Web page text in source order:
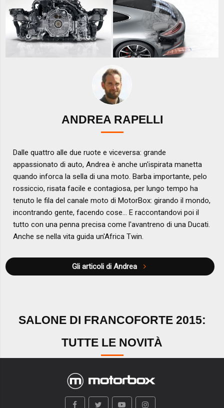
ANDREA RAPELLI
Dalle quattro alle due ruote e viceversa: grande
appassionato di auto, Andrea è anche un'ispirata manetta
quando inforca la sella di una moto. Barba importante, pelo
rossiccio, risata facile e contagiosa, per lungo tempo ha
tenuto le fila del canale moto di MotorBox: girando il mondo,
incontrando gente, facendo cose... E raccontandovi poi il
tutto con una penna precisa come l'avantreno di una Ducati.
Anche se nella vita guida un'Africa Twin.
Gli articoli di Andrea
SALONE DI FRANCOFORTE 2015:
TUTTE LE NOVITÀ